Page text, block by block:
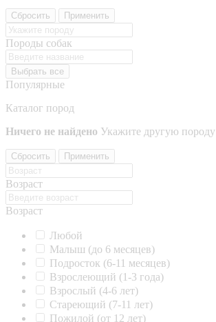
Сбросить Применить
Породы собак
Выбрать все
Популярные
Каталог пород
Ничего не найдено Укажите другую породу
Сбросить Применить
Возраст
Возраст
Любой
Малыш (до 6 месяцев)
Подросток (6-11 месяцев)
Взрослеющий (1-3 года)
Взрослый (4-6 лет)
Стареющий (7-11 лет)
Пожилой (от 12 лет)